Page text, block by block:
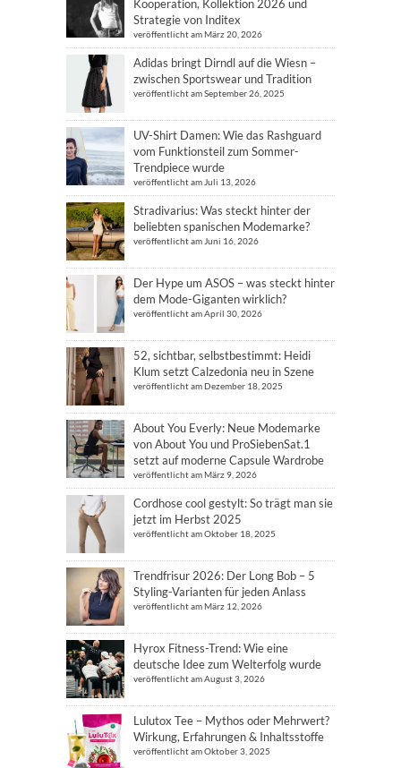
Kooperation, Kollektion 2026 und
Strategie von Inditex
veröffentlicht am März 20, 2026
Adidas bringt Dirndl auf die Wiesn –
zwischen Sportswear und Tradition
veröffentlicht am September 26, 2025
UV-Shirt Damen: Wie das Rashguard
vom Funktionsteil zum Sommer-
Trendpiece wurde
veröffentlicht am Juli 13, 2026
Stradivarius: Was steckt hinter der
beliebten spanischen Modemarke?
veröffentlicht am Juni 16, 2026
Der Hype um ASOS – was steckt hinter
dem Mode-Giganten wirklich?
veröffentlicht am April 30, 2026
52, sichtbar, selbstbestimmt: Heidi
Klum setzt Calzedonia neu in Szene
veröffentlicht am Dezember 18, 2025
About You Everly: Neue Modemarke
von About You und ProSiebenSat.1
setzt auf moderne Capsule Wardrobe
veröffentlicht am März 9, 2026
Cordhose cool gestylt: So trägt man sie
jetzt im Herbst 2025
veröffentlicht am Oktober 18, 2025
Trendfrisur 2026: Der Long Bob – 5
Styling-Varianten für jeden Anlass
veröffentlicht am März 12, 2026
Hyrox Fitness-Trend: Wie eine
deutsche Idee zum Welterfolg wurde
veröffentlicht am August 3, 2026
Lulutox Tee – Mythos oder Mehrwert?
Wirkung, Erfahrungen & Inhaltsstoffe
veröffentlicht am Oktober 3, 2025